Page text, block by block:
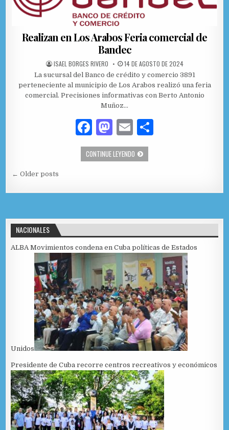
o
k
Realizan en Los Arabos Feria comercial de
Bandec
AUTHOR:
ISAEL BORGES RIVERO PUBLISHED DATE:
14 DE AGOSTO DE 2024
La sucursal del Banco de crédito y comercio 3891
perteneciente al municipio de Los Arabos realizó una feria
comercial. Precisiones informativas con Berto Antonio
Muñoz…
F
a
c
b
o
k
M
as
to
o
E
m
ai
ar
r
CONTINUE LEYENDO REALIZAN EN LOS ARABOS FERIA
Navegación de entradas
← Older posts
NACIONALES
ALBA Movimientos condena en Cuba políticas de Estados
Unidos
Presidente de Cuba recorre centros recreativos y económicos